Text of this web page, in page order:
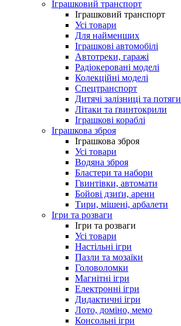
Іграшковий транспорт
Іграшковий транспорт
Усі товари
Для найменших
Іграшкові автомобілі
Автотреки, гаражі
Радіокеровані моделі
Колекційні моделі
Спецтранспорт
Дитячі залізниці та потяги
Літаки та ґвинтокрили
Іграшкові кораблі
Іграшкова зброя
Іграшкова зброя
Усі товари
Водяна зброя
Бластери та набори
Гвинтівки, автомати
Бойові дзиґи, арени
Тири, мішені, арбалети
Ігри та розваги
Ігри та розваги
Усі товари
Настільні ігри
Пазли та мозаїки
Головоломки
Магнітні ігри
Електронні ігри
Дидактичні ігри
Лото, доміно, мемо
Консольні ігри